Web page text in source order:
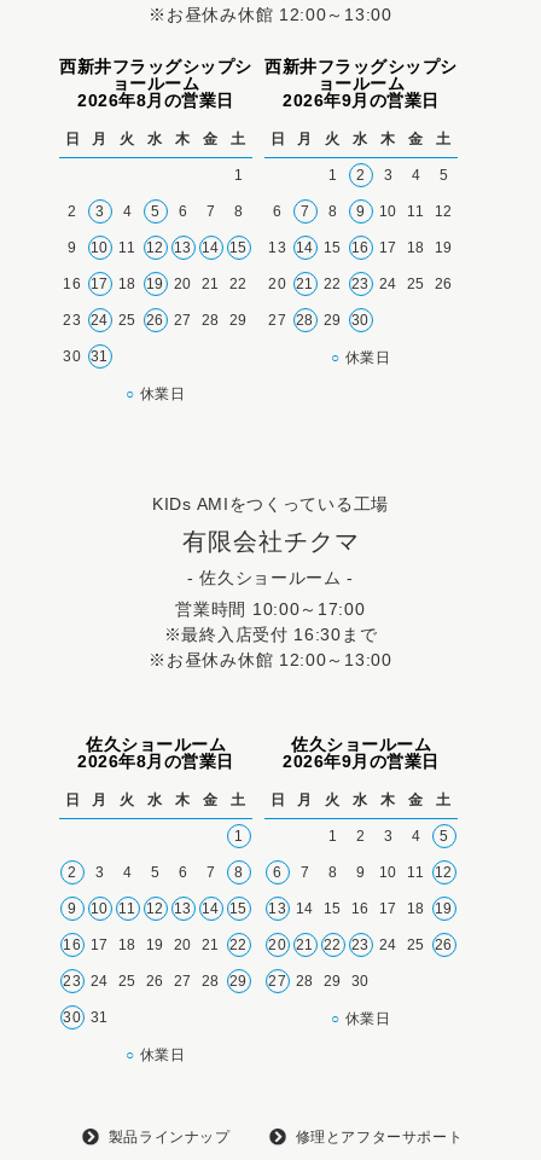
※お昼休み休館 12:00～13:00
西新井フラッグシップシ
ョールーム
2026年8月の営業日
日 月 火 水 木 金 土
1
2 3 4 5 6 7 8
9 10 11 12 13 14 15
16 17 18 19 20 21 22
23 24 25 26 27 28 29
30 31
○ 休業日
西新井フラッグシップシ
ョールーム
2026年9月の営業日
日 月 火 水 木 金 土
1 2 3 4 5
6 7 8 9 10 11 12
13 14 15 16 17 18 19
20 21 22 23 24 25 26
27 28 29 30
○ 休業日
KIDs AMIをつくっている工場
有限会社チクマ
- 佐久ショールーム -
営業時間 10:00～17:00
※最終入店受付 16:30まで
※お昼休み休館 12:00～13:00
佐久ショールーム
2026年8月の営業日
日 月 火 水 木 金 土
1
2 3 4 5 6 7 8
9 10 11 12 13 14 15
16 17 18 19 20 21 22
23 24 25 26 27 28 29
30 31
○ 休業日
佐久ショールーム
2026年9月の営業日
日 月 火 水 木 金 土
1 2 3 4 5
6 7 8 9 10 11 12
13 14 15 16 17 18 19
20 21 22 23 24 25 26
27 28 29 30
○ 休業日
製品ラインナップ 修理とアフターサポート